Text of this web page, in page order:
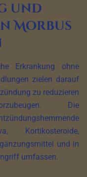
und
Morbus
Erkrankung ohne
zielen darauf
zu reduzieren
Die
Kortikosteroide,
und in
umfassen.